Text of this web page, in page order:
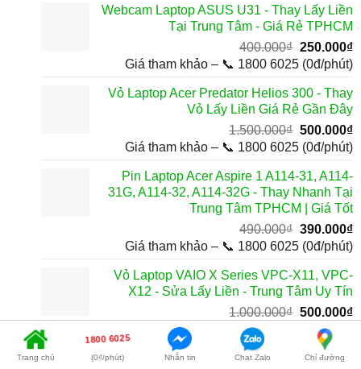
799.000₫.
Webcam Laptop ASUS U31 - Thay Lấy Liền
Tại Trung Tâm - Giá Rẻ TPHCM
400.000₫ Giá
gốc
400.000₫.
250.000₫
Giá tham khảo – 📞 1800 6025 (0đ/phút)
Vỏ Laptop Acer Predator Helios 300 - Thay
Vỏ Lấy Liền Giá Rẻ Gần Đây
1.500.000₫ Giá
gốc
500.000₫
Giá tham khảo – 📞 1800 6025 (0đ/phút)
Pin Laptop Acer Aspire 1 A114-31, A114-
31G, A114-32, A114-32G - Thay Nhanh Tại
Trung Tâm TPHCM | Giá Tốt
490.000₫ Giá
gốc
490.000₫.
390.000₫
Giá tham khảo – 📞 1800 6025 (0đ/phút)
Vỏ Laptop VAIO X Series VPC-X11, VPC-
X12 - Sửa Lấy Liền - Trung Tâm Uy Tín
1.000.000₫ Giá
gốc
500.000₫
Giá tham khảo – 📞 1800 6025 (0đ/phút)
Bản lề Laptop Microsoft Surface 1, 2
Trang chủ
1800 6025
(0₫/phút) Nhắn tin Chat Zalo Chỉ đường